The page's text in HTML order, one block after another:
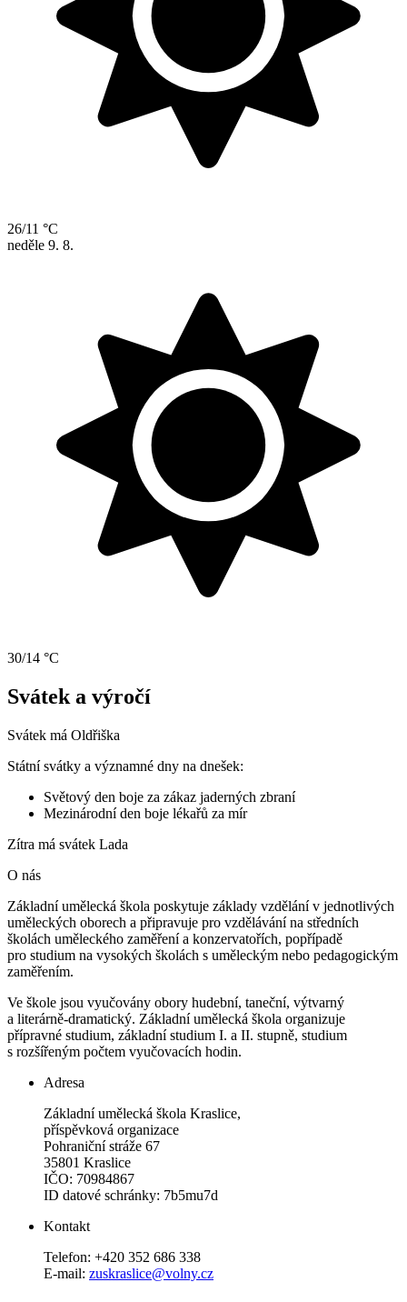
26/11 °C
neděle 9. 8.
30/14 °C
Svátek a výročí
Svátek má Oldřiška
Státní svátky a významné dny na dnešek:
Světový den boje za zákaz jaderných zbraní
Mezinárodní den boje lékařů za mír
Zítra má svátek Lada
O nás
Základní umělecká škola poskytuje základy vzdělání v jednotlivých
uměleckých oborech a připravuje pro vzdělávání na středních
školách uměleckého zaměření a konzervatořích, popřípadě
pro studium na vysokých školách s uměleckým nebo pedagogickým
zaměřením.
Ve škole jsou vyučovány obory hudební, taneční, výtvarný
a literárně-dramatický. Základní umělecká škola organizuje
přípravné studium, základní studium I. a II. stupně, studium
s rozšířeným počtem vyučovacích hodin.
Adresa
Základní umělecká škola Kraslice,
příspěvková organizace
Pohraniční stráže 67
35801 Kraslice
IČO: 70984867
ID datové schránky: 7b5mu7d
Kontakt
Telefon: +420 352 686 338
E-mail: zuskraslice@volny.cz